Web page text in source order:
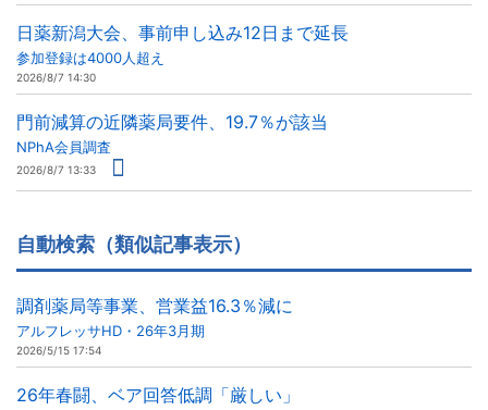
日薬新潟大会、事前申し込み12日まで延長
参加登録は4000人超え
2026/8/7 14:30
門前減算の近隣薬局要件、19.7％が該当
NPhA会員調査
2026/8/7 13:33
自動検索（類似記事表示）
調剤薬局等事業、営業益16.3％減に
アルフレッサHD・26年3月期
2026/5/15 17:54
26年春闘、ベア回答低調「厳しい」